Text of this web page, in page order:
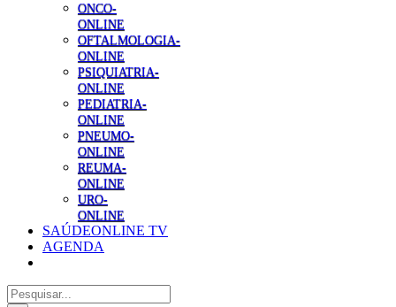
ONCO-
ONLINE
OFTALMOLOGIA-
ONLINE
PSIQUIATRIA-
ONLINE
PEDIATRIA-
ONLINE
PNEUMO-
ONLINE
REUMA-
ONLINE
URO-
ONLINE
SAÚDEONLINE TV
AGENDA
Pesquisar